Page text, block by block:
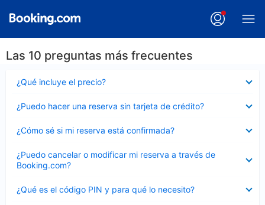
Las 10 preguntas más frecuentes
¿Qué incluye el precio?
cerrado
¿Puedo hacer una reserva sin tarjeta de crédito?
cerrado
¿Cómo sé si mi reserva está confirmada?
cerrado
¿Puedo cancelar o modificar mi reserva a través de
Booking.com?
cerrado
¿Qué es el código PIN y para qué lo necesito?
cerrado